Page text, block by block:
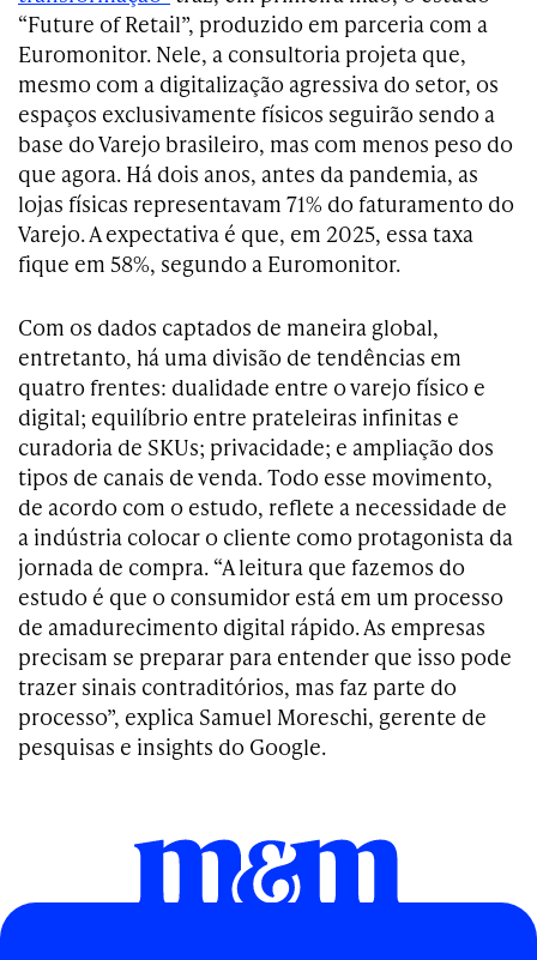
“Future of Retail”, produzido em parceria com a
Euromonitor. Nele, a consultoria projeta que,
mesmo com a digitalização agressiva do setor, os
espaços exclusivamente físicos seguirão sendo a
base do Varejo brasileiro, mas com menos peso do
que agora. Há dois anos, antes da pandemia, as
lojas físicas representavam 71% do faturamento do
Varejo. A expectativa é que, em 2025, essa taxa
fique em 58%, segundo a Euromonitor.
Com os dados captados de maneira global,
entretanto, há uma divisão de tendências em
quatro frentes: dualidade entre o varejo físico e
digital; equilíbrio entre prateleiras infinitas e
curadoria de SKUs; privacidade; e ampliação dos
tipos de canais de venda. Todo esse movimento,
de acordo com o estudo, reflete a necessidade de
a indústria colocar o cliente como protagonista da
jornada de compra. “A leitura que fazemos do
estudo é que o consumidor está em um processo
de amadurecimento digital rápido. As empresas
precisam se preparar para entender que isso pode
trazer sinais contraditórios, mas faz parte do
processo”, explica Samuel Moreschi, gerente de
pesquisas e insights do Google.